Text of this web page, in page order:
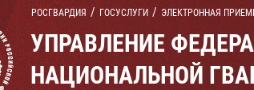
РОСГВАРДИЯ ГОСУСЛУГИ ЭЛЕКТРОННАЯ
УПРАВЛЕНИЕ
НАЦИОНАЛЬНОЙ